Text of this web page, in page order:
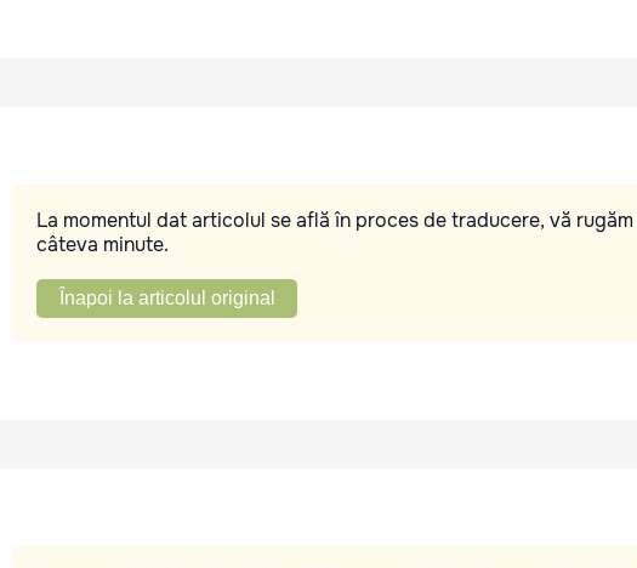
La momentul dat articolul se află în proces de traducere, vă
câteva minute.
Înapoi la articolul original